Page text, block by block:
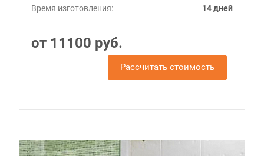
Время изготовления: 14 дней
от 11100 руб.
Рассчитать стоимость